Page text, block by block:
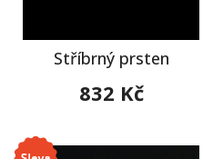
Stříbrný prsten
832 Kč